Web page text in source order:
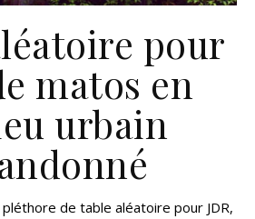
pour
matos en
urbain
de table aléatoire pour JDR,